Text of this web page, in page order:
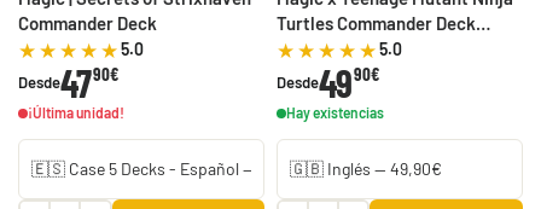
Commander Deck
5.0
Desde4790€
¡Última unidad!
Turtles Commander Deck
Turtle Power!5.0
Desde4990€
Hay existencias